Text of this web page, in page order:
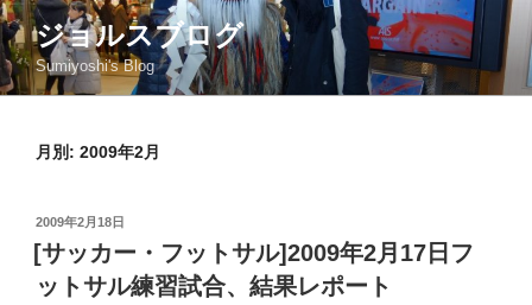
コ
ン
テ
ン
ジョルスブログ
Sumiyoshi's Blog
月別: 2009年2月
投
稿
日:
2009年2月18日
[サッカー・フットサル]2009年2月17日フ
ットサル練習試合、結果レポート